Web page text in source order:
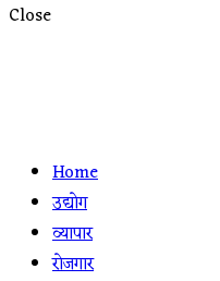
Close
Home
उद्योग
व्यापार
रोजगार